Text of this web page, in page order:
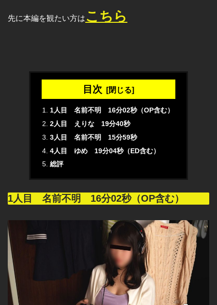
先に本編を観たい方は こちら
目次
1人目 名前不明 16分02秒（OP含む）
2人目 えりな 19分40秒
3人目 名前不明 15分59秒
4人目 ゆめ 19分04秒（ED含む）
総評
1人目 名前不明 16分02秒（OP含む）